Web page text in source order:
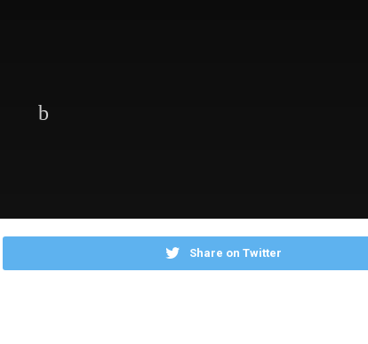
Share on Twitter